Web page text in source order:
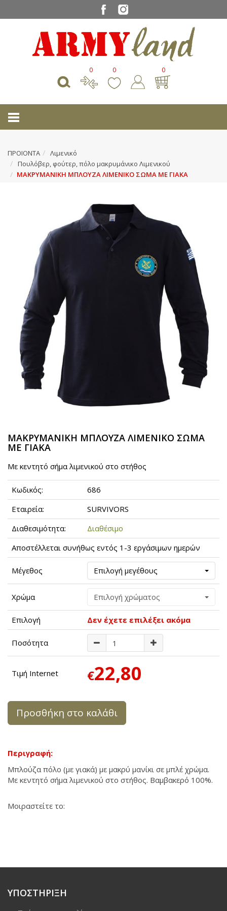
0 0 0
ΠΡΟΙΟΝΤΑ
Λιμενικό
Πουλόβερ, φούτερ, πόλο μακρυμάνικο Λιμενικού
ΜΑΚΡΥΜΑΝΙΚΗ ΜΠΛΟΥΖΑ ΛΙΜΕΝΙΚΟ ΣΩΜΑ ΜΕ ΓΙΑΚΑ
ΜΑΚΡΥΜΑΝΙΚΗ ΜΠΛΟΥΖΑ ΛΙΜΕΝΙΚΟ ΣΩΜΑ
ΜΕ ΓΙΑΚΑ
Mε κεντητό σήμα λιμενικού στο στήθος
Κωδικός:
686
Εταιρεία:
SURVIVORS
Διαθεσιμότητα:
Διαθέσιμο
Αποστέλλεται συνήθως εντός 1-3 εργάσιμων ημερών
Μέγεθος Επιλογή μεγέθους
Χρώμα Επιλογή χρώματος
Επιλογή Δεν έχετε επιλέξει ακόμα
Ποσότητα
Τιμή Internet €22,80
Προσθήκη στο καλάθι
Περιγραφή:
Μπλούζα πόλο (με γιακά) με μακρύ μανίκι σε μπλέ χρώμα.
Mε κεντητό σήμα λιμενικού στο στήθος. Βαμβακερό 100%.
Μοιραστείτε το:
ΥΠΟΣΤΗΡΙΞΗ